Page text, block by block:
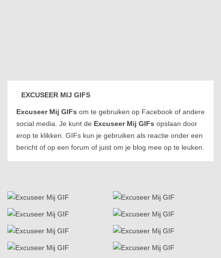
EXCUSEER MIJ GIFS
Excuseer Mij GIFs om te gebruiken op Facebook of andere
social media. Je kunt de Excuseer Mij GIFs opslaan door
erop te klikken. GIFs kun je gebruiken als reactie onder een
bericht of op een forum of juist om je blog mee op te leuken.